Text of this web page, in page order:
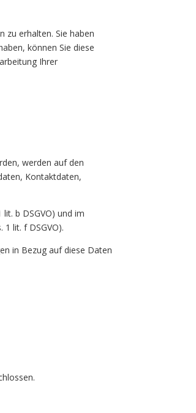
zu erhalten. Sie haben
können Sie diese
Ihrer
werden auf den
Kontaktdaten,
b DSGVO) und im
lit. f DSGVO).
in Bezug auf diese Daten